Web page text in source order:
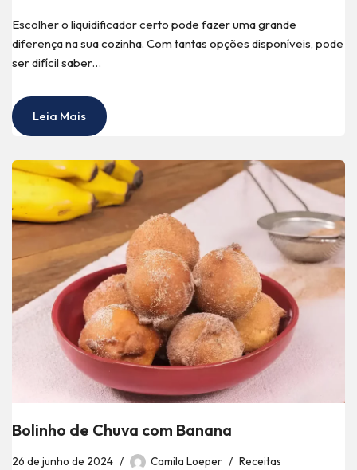
Escolher o liquidificador certo pode fazer uma grande
diferença na sua cozinha. Com tantas opções disponíveis, pode
ser difícil saber…
Leia Mais
Bolinho de Chuva com Banana
26 de junho de 2024 Camila Loeper Receitas